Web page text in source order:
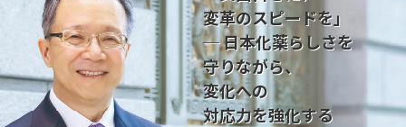
変革のスピードを」
─ 日本化薬らしさを
守りながら、
変化への
対応力を強化する